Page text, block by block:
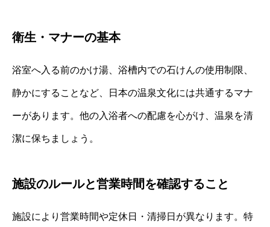
衛生・マナーの基本
浴室へ入る前のかけ湯、浴槽内での石けんの使用制限、
静かにすることなど、日本の温泉文化には共通するマナ
ーがあります。他の入浴者への配慮を心がけ、温泉を清
潔に保ちましょう。
施設のルールと営業時間を確認すること
施設により営業時間や定休日・清掃日が異なります。特